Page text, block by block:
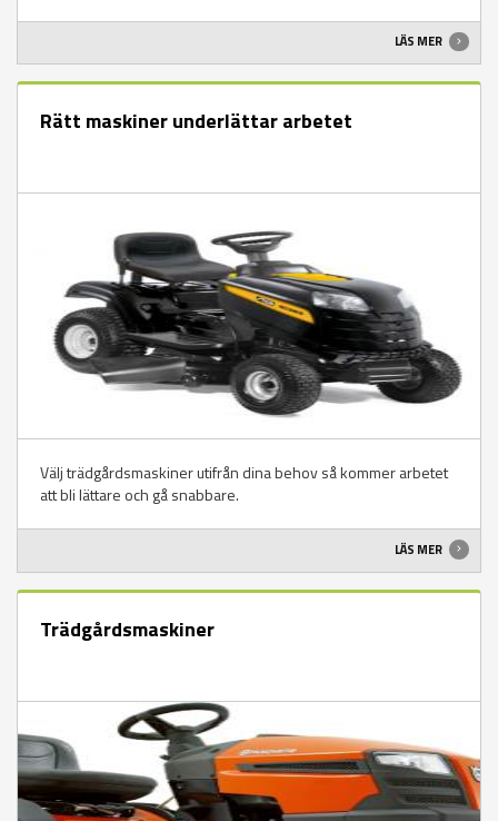
LÄS MER
Rätt maskiner underlättar arbetet
Välj trädgårdsmaskiner utifrån dina behov så kommer arbetet
att bli lättare och gå snabbare.
LÄS MER
Trädgårdsmaskiner